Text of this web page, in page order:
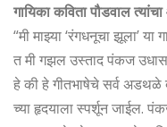
गायिका कविता पौडवाल
“मी माझ्या ‘रंगधनूचा झूला’
त मी गझल उस्ताद पंकज उधास
हे की हे गीतभाषेचे सर्व
च्या हृदयाला स्पर्शून जाईल.